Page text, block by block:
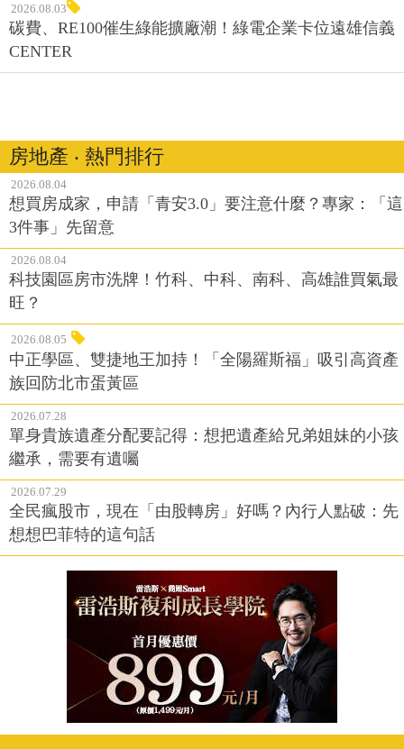
2026.08.03
碳費、RE100催生綠能擴廠潮！綠電企業卡位遠雄信義
CENTER
房地產 ‧ 熱門排行
2026.08.04
想買房成家，申請「青安3.0」要注意什麼？專家：「這
3件事」先留意
2026.08.04
科技園區房市洗牌！竹科、中科、南科、高雄誰買氣最
旺？
2026.08.05
中正學區、雙捷地王加持！「全陽羅斯福」吸引高資產
族回防北市蛋黃區
2026.07.28
單身貴族遺產分配要記得：想把遺產給兄弟姐妹的小孩
繼承，需要有遺囑
2026.07.29
全民瘋股市，現在「由股轉房」好嗎？內行人點破：先
想想巴菲特的這句話